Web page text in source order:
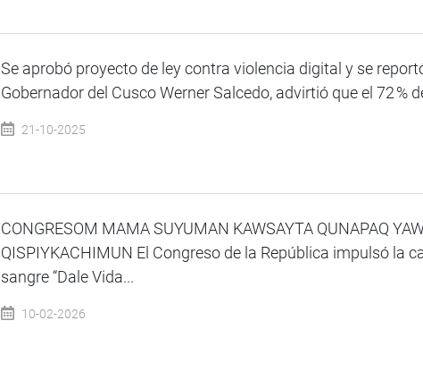
Se aprobó proyecto de ley contra violencia digital y se
Gobernador del Cusco Werner Salcedo, advirtió que el 72 %
21-10-2025
CONGRESOM MAMA SUYUMAN KAWSAYTA QUNAPAQ
QISPIYKACHIMUN El Congreso de la República impulsó la
sangre “Dale Vida...
10-02-2026